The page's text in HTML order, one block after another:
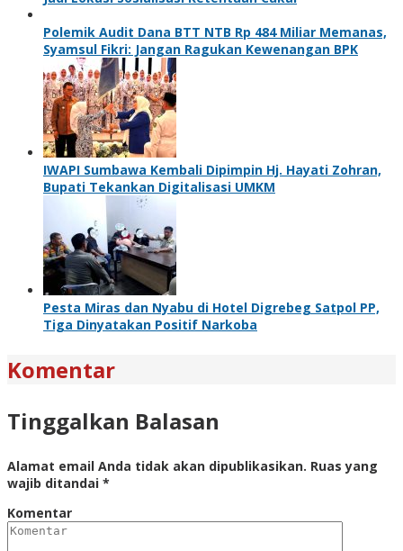
Polemik Audit Dana BTT NTB Rp 484 Miliar Memanas,
Syamsul Fikri: Jangan Ragukan Kewenangan BPK
IWAPI Sumbawa Kembali Dipimpin Hj. Hayati Zohran,
Bupati Tekankan Digitalisasi UMKM
Pesta Miras dan Nyabu di Hotel Digrebeg Satpol PP,
Tiga Dinyatakan Positif Narkoba
Komentar
Tinggalkan Balasan
Alamat email Anda tidak akan dipublikasikan. Ruas yang
wajib ditandai *
Komentar